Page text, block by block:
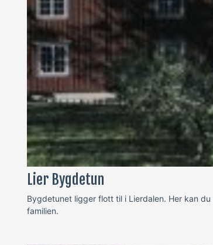
Lier Bygdetun
Bygdetunet ligger flott til i Lierdalen. Her kan
familien.